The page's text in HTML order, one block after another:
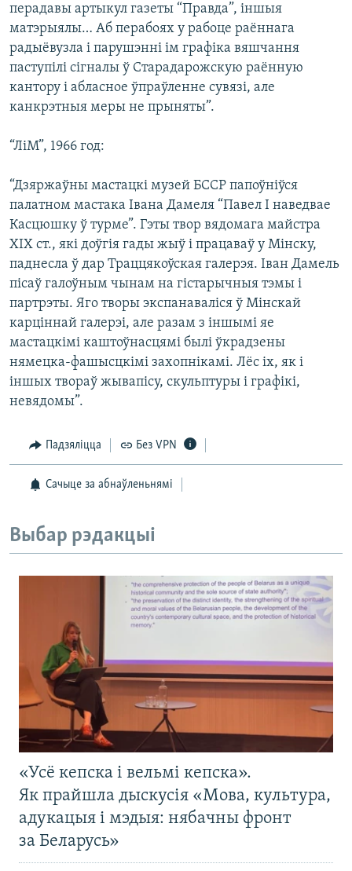
перадавы артыкул газеты “Правда”, іншыя
матэрыялы… Аб перабоях у рабоце раённага
радыёвузла і парушэнні ім графіка вяшчання
паступілі сігналы ў Старадарожскую раённую
кантору і абласное ўпраўленне сувязі, але
канкрэтныя меры не прыняты”.
“ЛіМ”, 1966 год:
“Дзяржаўны мастацкі музей БССP папоўніўся
палатном мастака Івана Дамеля “Павел І наведвае
Касцюшку ў турме”. Гэты твор вядомага майстра
ХІХ ст., які доўгія гады жыў і працаваў у Мінску,
паднесла ў дар Траццякоўская галерэя. Іван Дамель
пісаў галоўным чынам на гістарычныя тэмы і
партрэты. Яго творы экспанаваліся ў Мінскай
карціннай галерэі, але разам з іншымі яе
мастацкімі каштоўнасцямі былі ўкрадзены
нямецка-фашысцкімі захопнікамі. Лёс іх, як і
іншых твораў жывапісу, скульптуры і графікі,
невядомы”.
Падзяліцца Без VPN
Сачыце за абнаўленьнямі
Выбар рэдакцыі
«Усё кепска і вельмі кепска».
Як прайшла дыскусія «Мова, культура,
адукацыя і мэдыя: нябачны фронт
за Беларусь»